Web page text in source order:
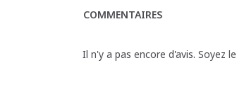
COMMENTAIRES
Il n'y a pas encore d'avis. Soyez